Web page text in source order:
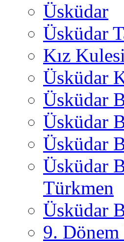
Üsküdar
Üsküdar
Kız Kulesi
Üsküdar
Üsküdar
Üsküdar
Üsküdar
Üsküdar
Türkmen
Üsküdar
9.